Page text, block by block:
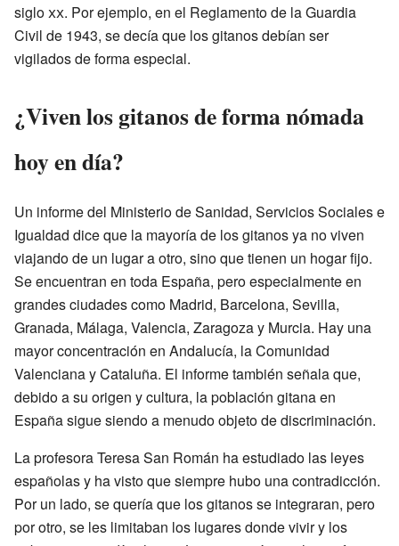
sigloxx. Por ejemplo, en el Reglamento de la Guardia
Civil de 1943, se decía que los gitanos debían ser
vigilados de forma especial.
¿Viven los gitanos de forma nómada
hoy en día?
Un informe del Ministerio de Sanidad, Servicios Sociales e
Igualdad dice que la mayoría de los gitanos ya no viven
viajando de un lugar a otro, sino que tienen un hogar fijo.
Se encuentran en toda España, pero especialmente en
grandes ciudades como Madrid, Barcelona, Sevilla,
Granada, Málaga, Valencia, Zaragoza y Murcia. Hay una
mayor concentración en Andalucía, la Comunidad
Valenciana y Cataluña. El informe también señala que,
debido a su origen y cultura, la población gitana en
España sigue siendo a menudo objeto de discriminación.
La profesora Teresa San Román ha estudiado las leyes
españolas y ha visto que siempre hubo una contradicción.
Por un lado, se quería que los gitanos se integraran, pero
por otro, se les limitaban los lugares donde vivir y los